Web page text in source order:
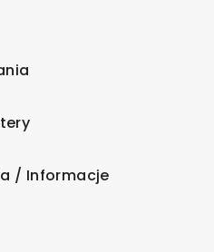
/ Informacje